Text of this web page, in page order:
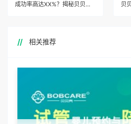
成功率高达XX%？揭秘贝贝壳BFG医院专业代孕的核心密码
相关推荐